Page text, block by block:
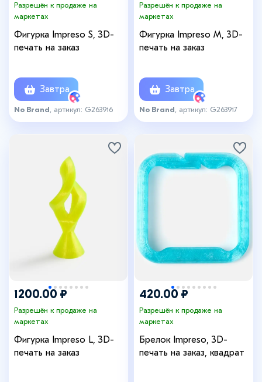
Разрешён к продаже на
маркетах
Фигурка Impreso S, 3D-
печать на заказ
Завтра
No Brand , артикул: G263916
Разрешён к продаже на
маркетах
Фигурка Impreso M, 3D-
печать на заказ
Завтра
No Brand , артикул: G263917
1200.00 ₽
Разрешён к продаже на
маркетах
Фигурка Impreso L, 3D-
печать на заказ
420.00 ₽
Разрешён к продаже на
маркетах
Брелок Impreso, 3D-
печать на заказ, квадрат